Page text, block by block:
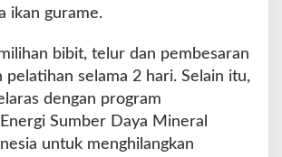
ikan gurame.
bibit, telur dan pembesaran
pelatihan selama 2 hari. Selain itu,
dengan program
Sumber Daya Mineral
untuk menghilangkan